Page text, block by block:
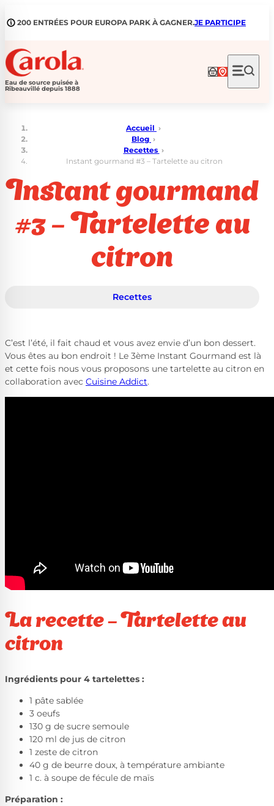
au 200 ENTRÉES POUR EUROPA PARK À GAGNER.JE PARTICIPE
Eau de source puisée à
Ribeauvillé depuis 1888
Accueil ›
Blog ›
Recettes ›
Instant gourmand #3 – Tartelette au citron
Instant gourmand
#3 – Tartelette au
citron
Recettes
C’est l’été, il fait chaud et vous avez envie d’un bon dessert.
Vous êtes au bon endroit ! Le 3ème Instant Gourmand est là
et cette fois nous vous proposons une tartelette au citron en
collaboration avec Cuisine Addict.
La recette – Tartelette au
citron
Ingrédients pour 4 tartelettes :
1 pâte sablée
3 oeufs
130 g de sucre semoule
120 ml de jus de citron
1 zeste de citron
40 g de beurre doux, à température ambiante
1 c. à soupe de fécule de maïs
Préparation :